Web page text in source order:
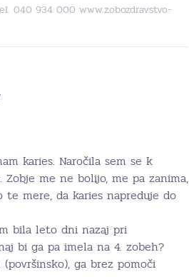
040 934 000 www.zobozdravstvo-
karies. Naročila sem se k
Zobje me ne bolijo, me pa zanima,
mere, da karies napreduje do
bila leto dni nazaj pri
bi ga pa imela na 4. zobeh?
ga brez pomoči